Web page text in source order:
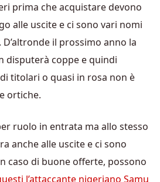
prima che acquistare devono
alle uscite e ci sono vari nomi
il prossimo anno la
disputerà coppe e quindi
titolari o quasi in rosa non è
ortiche.
ruolo in entrata ma allo stesso
anche alle uscite e ci sono
caso di buone offerte, possono
l’attaccante nigeriano Samu